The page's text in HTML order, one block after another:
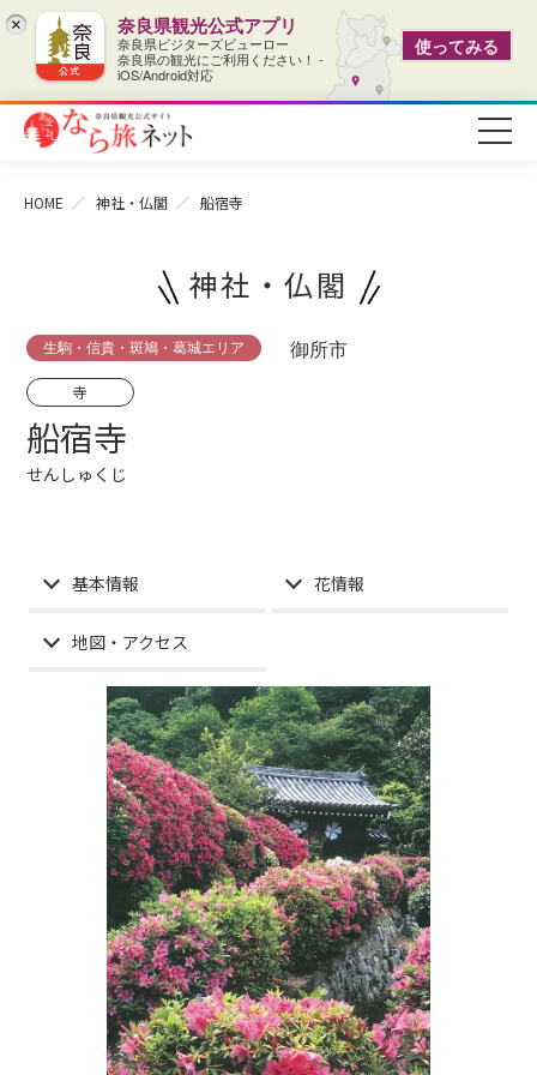
× 奈良県観光公式アプリ
奈良県ビジターズビューロー
奈良県の観光にご利用ください！ -
iOS/Android対応
使ってみる
HOME 神社・仏閣 船宿寺
神社・仏閣
生駒・信貴・斑鳩・葛城エリア 御所市
寺
船宿寺
せんしゅくじ
基本情報 花情報
地図・アクセス